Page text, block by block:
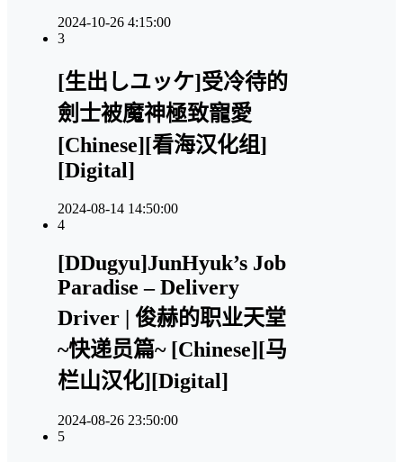
2024-10-26 4:15:00
3
[生出しユッケ]受冷待的
劍士被魔神極致寵愛
[Chinese][看海汉化组]
[Digital]
2024-08-14 14:50:00
4
[DDugyu]JunHyuk’s Job
Paradise – Delivery
Driver | 俊赫的职业天堂
~快递员篇~ [Chinese][马
栏山汉化][Digital]
2024-08-26 23:50:00
5